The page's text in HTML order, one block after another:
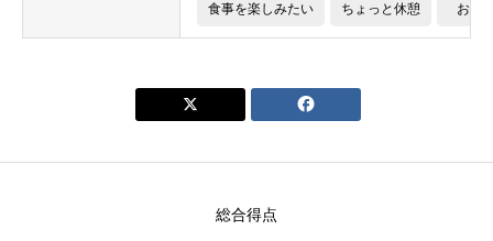
食事を楽しみたい ちょっと休憩 お肉
 
総合得点